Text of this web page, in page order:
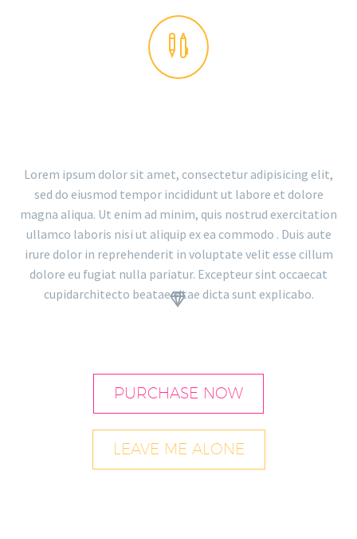


Lorem ipsum dolor sit amet, consectetur adipisicing elit,
sed do eiusmod tempor incididunt ut labore et dolore
magna aliqua. Ut enim ad minim, quis nostrud exercitation
ullamco laboris nisi ut aliquip ex ea commodo . Duis aute
irure dolor in reprehenderit in voluptate velit esse cillum
dolore eu fugiat nulla pariatur. Excepteur sint occaecat
cupidarchitecto beatae vitae dicta sunt explicabo.


PURCHASE NOW
LEAVE ME ALONE